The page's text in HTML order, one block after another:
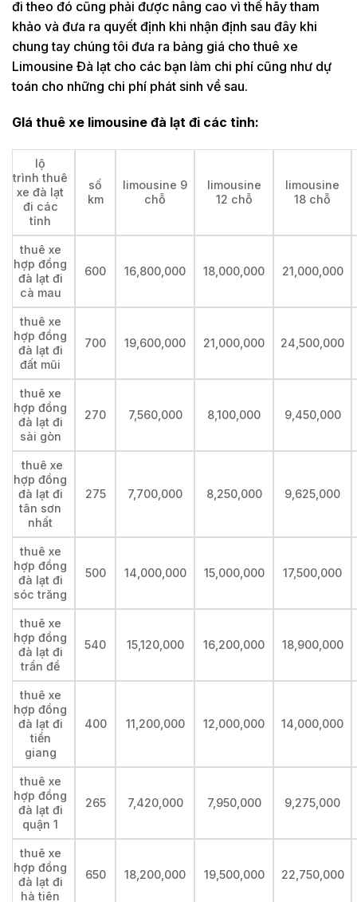
đi theo đó cũng phải được nâng cao vì thế hãy tham
khảo và đưa ra quyết định khi nhận định sau đây khi
chung tay chúng tôi đưa ra bảng giá cho thuê xe
Limousine Đà lạt cho các bạn làm chi phí cũng như dự
toán cho những chi phí phát sinh về sau.
GIá thuê xe limousine đà lạt đi các tỉnh:
lộ
trình thuê
xe đà lạt
đi các
tỉnh
số
km
limousine 9
chỗ
limousine
12 chỗ
limousine
18 chỗ
thuê xe
hợp đồng
đà lạt đi
cà mau
600 16,800,000 18,000,000 21,000,000
thuê xe
hợp đồng
đà lạt đi
đất mũi
700 19,600,000 21,000,000 24,500,000
thuê xe
hợp đồng
đà lạt đi
sài gòn
270 7,560,000 8,100,000 9,450,000
thuê xe
hợp đồng
đà lạt đi
tân sơn
nhất
275 7,700,000 8,250,000 9,625,000
thuê xe
hợp đồng
đà lạt đi
sóc trăng
500 14,000,000 15,000,000 17,500,000
thuê xe
hợp đồng
đà lạt đi
trần đề
540 15,120,000 16,200,000 18,900,000
thuê xe
hợp đồng
đà lạt đi
tiền
giang
400 11,200,000 12,000,000 14,000,000
thuê xe
hợp đồng
đà lạt đi
quận 1
265 7,420,000 7,950,000 9,275,000
thuê xe
hợp đồng
đà lạt đi
hà tiên
650 18,200,000 19,500,000 22,750,000